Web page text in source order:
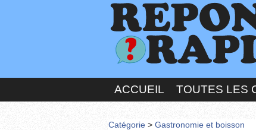
ACCUEIL TOUTES LES
Catégorie > Gastronomie et boisson